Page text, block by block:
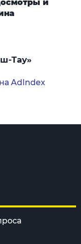
и
Тау»
AdIndex